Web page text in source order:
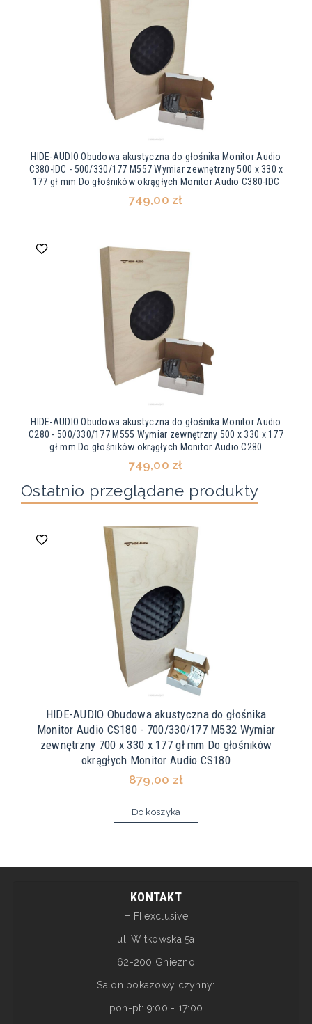
HIDE-AUDIO Obudowa akustyczna do głośnika Monitor Audio
C380-IDC - 500/330/177 M557 Wymiar zewnętrzny 500 x 330 x
177 gł mm Do głośników okrągłych Monitor Audio C380-IDC
749,00 zł
HIDE-AUDIO Obudowa akustyczna do głośnika Monitor Audio
C280 - 500/330/177 M555 Wymiar zewnętrzny 500 x 330 x 177
gł mm Do głośników okrągłych Monitor Audio C280
749,00 zł
Ostatnio przeglądane produkty
HIDE-AUDIO Obudowa akustyczna do głośnika
Monitor Audio CS180 - 700/330/177 M532 Wymiar
zewnętrzny 700 x 330 x 177 gł mm Do głośników
okrągłych Monitor Audio CS180
879,00 zł
Do koszyka
KONTAKT
HiFI exclusive
ul. Witkowska 5a
62-200 Gniezno
Salon pokazowy czynny:
pon-pt: 9:00 - 17:00